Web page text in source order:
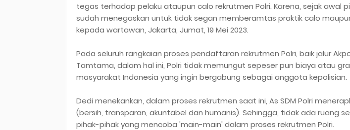
tegas terhadap pelaku ataupun calo rekrutmen Polri. Karena, sejak awal
sudah menegaskan untuk tidak segan memberamtas praktik calo
kepada wartawan, Jakarta, Jumat, 19 Mei 2023.
Pada seluruh rangkaian proses pendaftaran rekrutmen Polri, baik jalur
Tamtama, dalam hal ini, Polri tidak memungut sepeser pun biaya atau
masyarakat Indonesia yang ingin bergabung sebagai anggota kepolisian.
Dedi menekankan, dalam proses rekrutmen saat ini, As SDM Polri
(bersih, transparan, akuntabel dan humanis). Sehingga, tidak ada ruang
pihak-pihak yang mencoba 'main-main' dalam proses rekrutmen Polri.